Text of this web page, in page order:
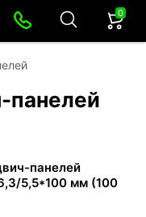
0
панелей
панелей
5,5*100 мм (100